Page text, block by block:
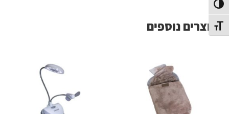
הפעל/כבה ניגודיות גבוהה
מתג גודל גופן
מוצרים נוספים